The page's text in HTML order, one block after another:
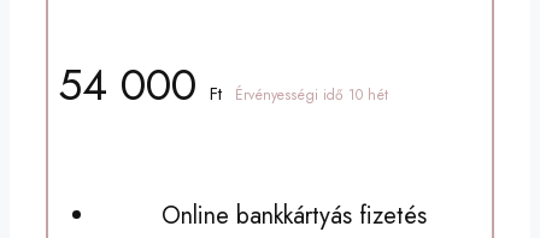
54 000Ft Érvényességi idő 10 hét
Online bankkártyás fizetés